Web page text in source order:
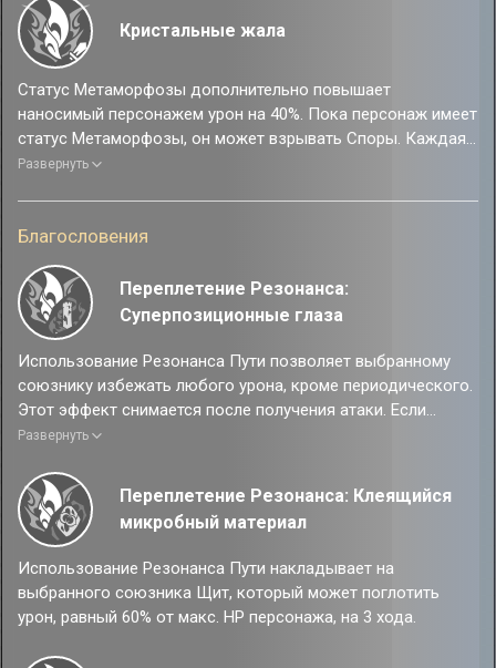
Кристальные жала
Статус Метаморфозы дополнительно повышает
наносимый персонажем урон на 40%. Пока персонаж имеет
статус Метаморфозы, он может взрывать Споры. Каждая
Спора, взорванная персонажем, дополнительно наносит
раз.
Развернуть
Благословения
Переплетение Резонанса:
Суперпозиционные глаза
Использование Резонанса Пути позволяет выбранному
союзнику избежать любого урона, кроме периодического.
Этот эффект снимается после получения атаки. Если
текущее HP цели ниже 50%, Резонанс Пути дополнительно
Развернуть
Переплетение Резонанса: Клеящийся
микробный материал
Использование Резонанса Пути накладывает на
выбранного союзника Щит, который может поглотить
урон, равный 60% от макс. HP персонажа, на 3 хода.